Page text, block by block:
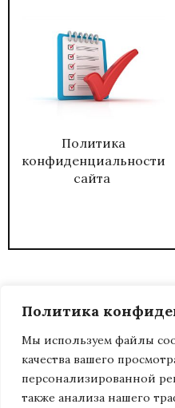
Политика
Мы используем файлы
качества вашего
персонализированной
также анализа нашего
Политика
конфиденциальности
сайта